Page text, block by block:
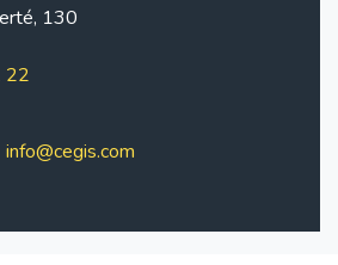
130
22
info@cegis.com